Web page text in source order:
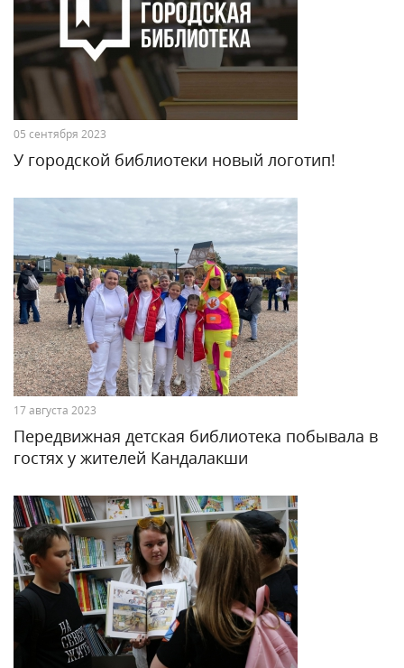
05 сентября 2023
У городской библиотеки новый логотип!
17 августа 2023
Передвижная детская библиотека побывала в
гостях у жителей Кандалакши